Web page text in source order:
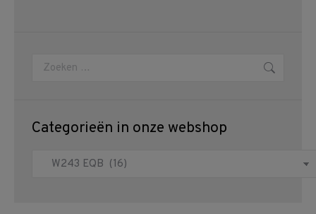
Zoeken:
Categorieën in onze webshop